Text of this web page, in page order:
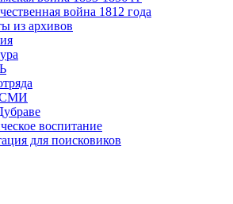
война 1812 года
из архивов
СМИ
воспитание
для поисковиков